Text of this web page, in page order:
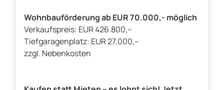
Wohnbauförderung ab EUR 70.000,- möglich
Verkaufspreis: EUR 426.800,--
Tiefgaragenplatz: EUR 27.000,--
zzgl. Nebenkosten